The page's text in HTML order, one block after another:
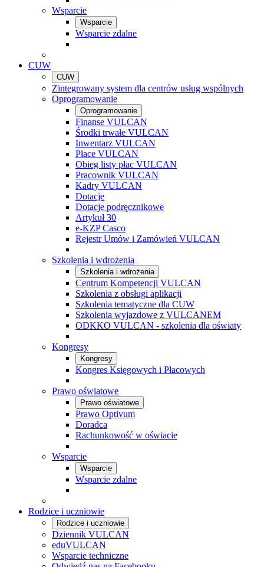
Wsparcie
Wsparcie
Wsparcie zdalne
CUW
CUW
Zintegrowany system dla centrów usług wspólnych
Oprogramowanie
Oprogramowanie
Finanse VULCAN
Środki trwałe VULCAN
Inwentarz VULCAN
Płace VULCAN
Obieg listy płac VULCAN
Pracownik VULCAN
Kadry VULCAN
Dotacje
Dotacje podręcznikowe
Artykuł 30
e-KZP Casco
Rejestr Umów i Zamówień VULCAN
Szkolenia i wdrożenia
Szkolenia i wdrożenia
Centrum Kompetencji VULCAN
Szkolenia z obsługi aplikacji
Szkolenia tematyczne dla CUW
Szkolenia wyjazdowe z VULCANEM
ODKKO VULCAN - szkolenia dla oświaty
Kongresy
Kongresy
Kongres Księgowych i Płacowych
Prawo oświatowe
Prawo oświatowe
Prawo Optivum
Doradca
Rachunkowość w oświacie
Wsparcie
Wsparcie
Wsparcie zdalne
Rodzice i uczniowie
Rodzice i uczniowie
Dziennik VULCAN
eduVULCAN
Wsparcie techniczne